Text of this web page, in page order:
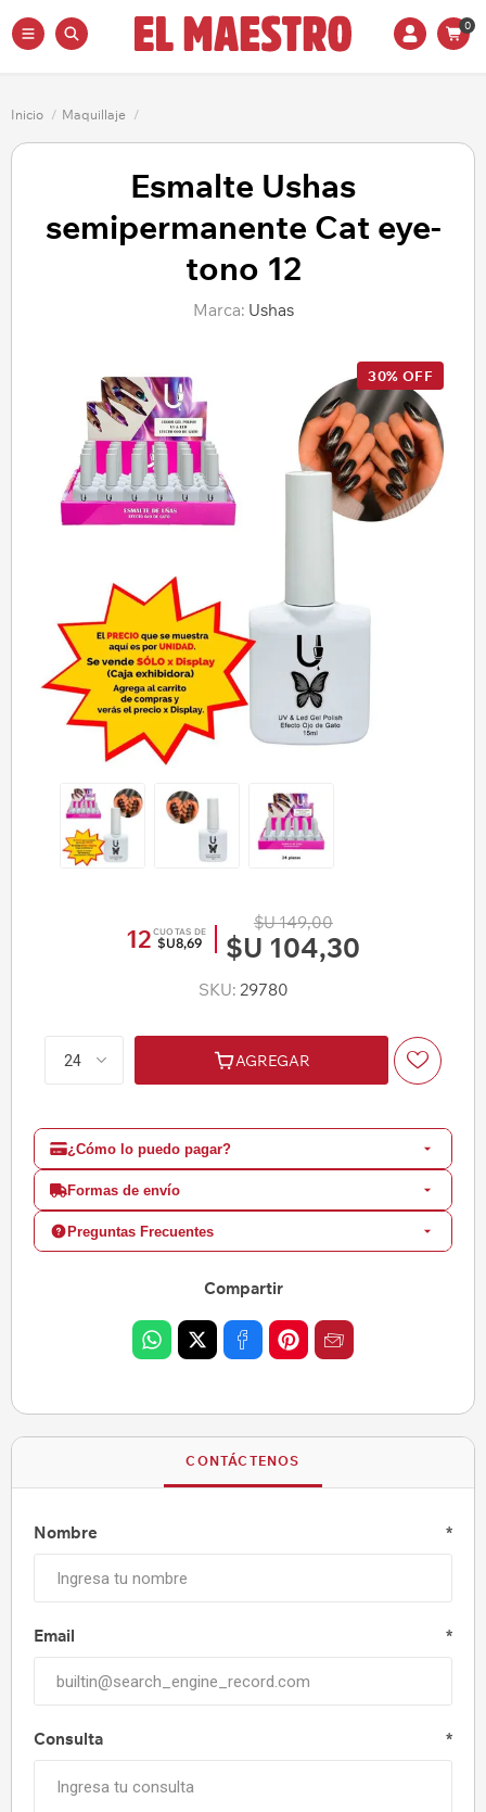
0
Inicio / Maquillaje /
Esmalte Ushas
semipermanente Cat eye-
tono 12
Marca: Ushas
30% OFF
12 CUOTAS DE
$U8,69
$U 149,00
$U 104,30
SKU: 29780
AGREGAR
¿Cómo lo puedo pagar?
Formas de envío
Preguntas Frecuentes
Compartir
CONTÁCTENOS
Nombre *
Email *
Consulta *